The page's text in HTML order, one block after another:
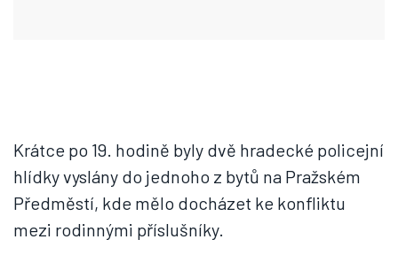
Krátce po 19. hodině byly dvě hradecké policejní
hlídky vyslány do jednoho z bytů na Pražském
Předměstí, kde mělo docházet ke konfliktu
mezi rodinnými příslušníky.